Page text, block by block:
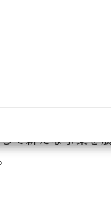
ェクト管理能力や
て新たな事業を